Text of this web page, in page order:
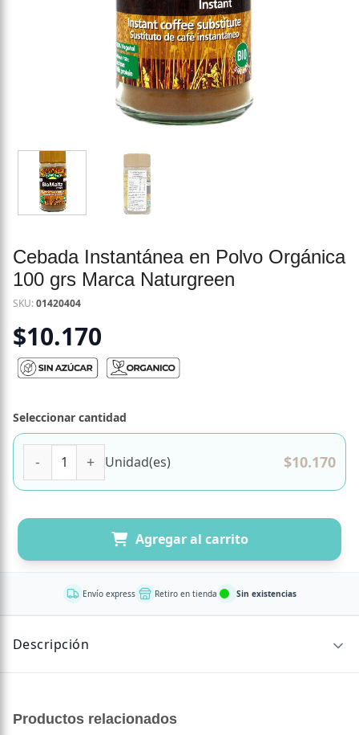
Cebada Instantánea en Polvo Orgánica
100 grs Marca Naturgreen
SKU:01420404
$10.170
Seleccionar cantidad
Unidad(es) $10.170
Agregar al carrito
Envío express Retiro en tienda Sin existencias
Descripción
Productos relacionados